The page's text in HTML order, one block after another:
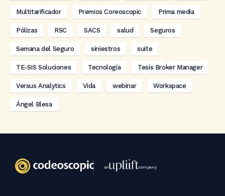
Multitarificador Premios Coreoscopic Prima media
Pólizas RSC SACS salud Seguros
Semana del Seguro siniestros suite
TE-SIS Soluciones Tecnología Tesis Broker Manager
Versus Analytics Vida webinar Workspace
Ángel Blesa
an company